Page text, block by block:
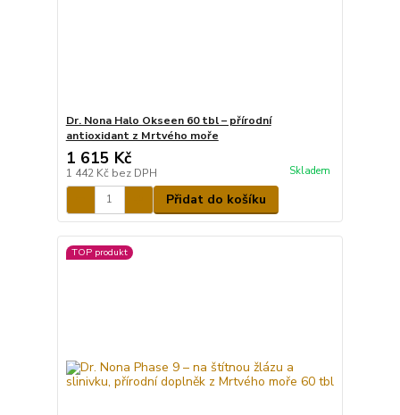
Dr. Nona Halo Okseen 60 tbl – přírodní
antioxidant z Mrtvého moře
1 615 Kč
1 442 Kč bez DPH Skladem
Přidat do košíku
TOP produkt